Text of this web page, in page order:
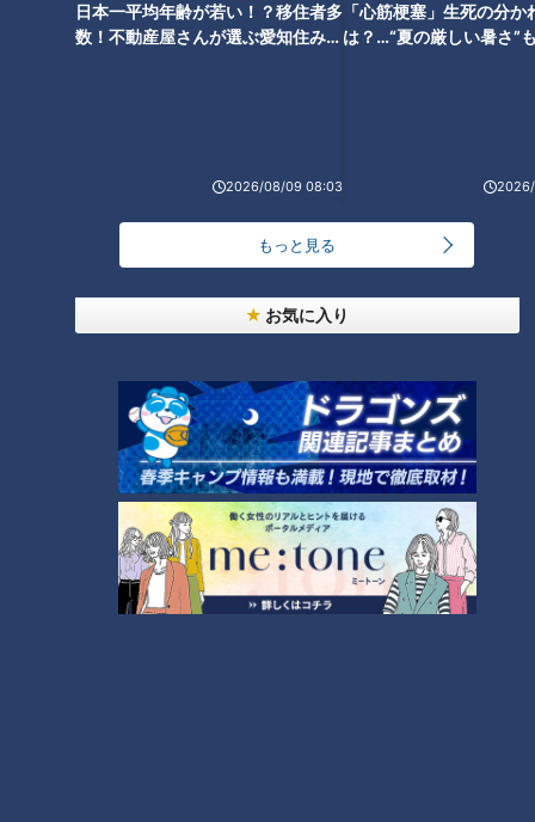
日本一平均年齢が若い！？移住者多
数！不動産屋さんが選ぶ愛知住みた
2026/08/09 08:03
「心筋梗塞」生死の分か
は？…“夏の厳しい暑さ”
もっと見る
お気に入り
ウモロコシの食べ方で古川アナ
次のコラボ先は？ #みてちょて
番組紹介
アナウンサー
アナウンサーYouTube企画
ホームページ
公式サイト